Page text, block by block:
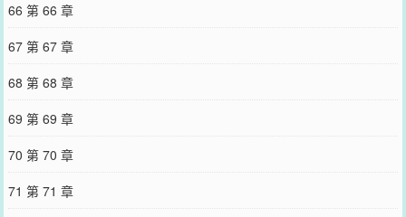
66 第 66 章
67 第 67 章
68 第 68 章
69 第 69 章
70 第 70 章
71 第 71 章